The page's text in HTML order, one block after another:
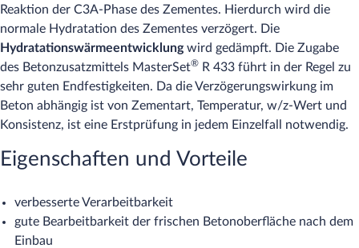
Reaktion der C3A-Phase des Zementes. Hierdurch wird die
normale Hydratation des Zementes verzögert. Die
Hydratationswärmeentwicklungwird gedämpft. Die Zugabe
des Betonzusatzmittels MasterSet® R 433 führt in der Regel zu
sehr guten Endfestigkeiten. Da die Verzögerungswirkung im
Beton abhängig ist von Zementart, Temperatur, w/z-Wert und
Konsistenz, ist eine Erstprüfung in jedem Einzelfall notwendig.
Eigenschaften und Vorteile
verbesserte Verarbeitbarkeit
gute Bearbeitbarkeit der frischen Betonoberfläche nach dem
Einbau